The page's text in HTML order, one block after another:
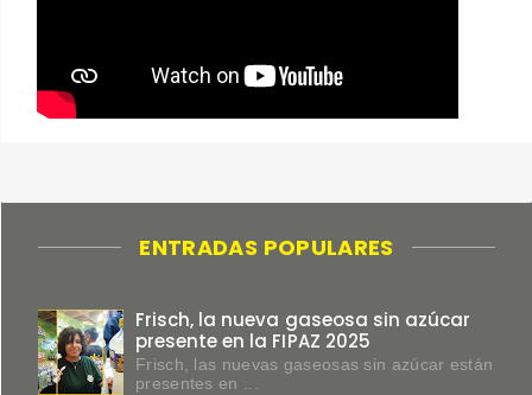
ENTRADAS POPULARES
Frisch, la nueva gaseosa sin azúcar
presente en la FIPAZ 2025
Frisch, las nuevas gaseosas sin azúcar están
presentes en ...